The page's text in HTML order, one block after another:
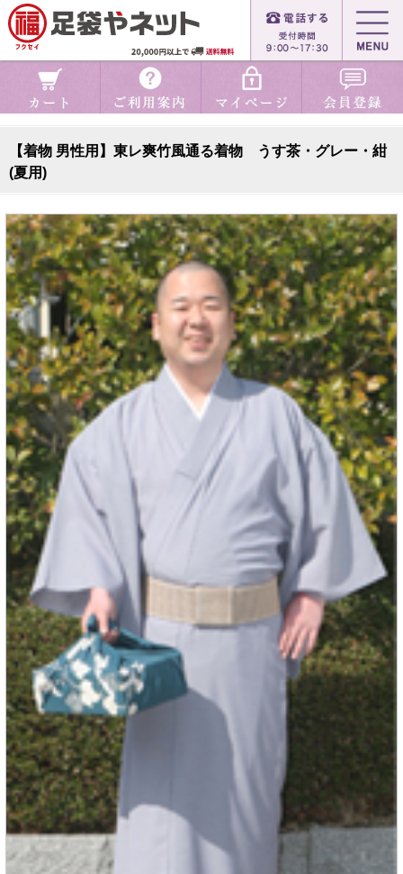
【着物 男性用】東レ爽竹風通る着物 うす茶・グレー・紺
(夏用)